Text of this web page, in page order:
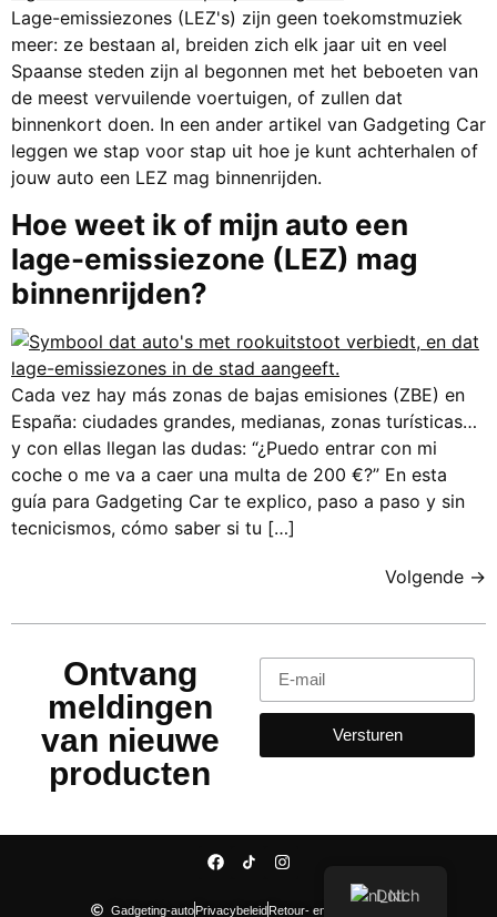
Lage-emissiezones (LEZ's) zijn geen toekomstmuziek
meer: ze bestaan al, breiden zich elk jaar uit en veel
Spaanse steden zijn al begonnen met het beboeten van
de meest vervuilende voertuigen, of zullen dat
binnenkort doen. In een ander artikel van Gadgeting Car
leggen we stap voor stap uit hoe je kunt achterhalen of
jouw auto een LEZ mag binnenrijden.
Hoe weet ik of mijn auto een
lage-emissiezone (LEZ) mag
binnenrijden?
Cada vez hay más zonas de bajas emisiones (ZBE) en
España: ciudades grandes, medianas, zonas turísticas…
y con ellas llegan las dudas: “¿Puedo entrar con mi
coche o me va a caer una multa de 200 €?” En esta
guía para Gadgeting Car te explico, paso a paso y sin
tecnicismos, cómo saber si tu […]
Volgende →
Ontvang
meldingen
van nieuwe
producten
Versturen
Gadgeting-autoPrivacybeleidRetour- en restitutiebeleid
Dutch